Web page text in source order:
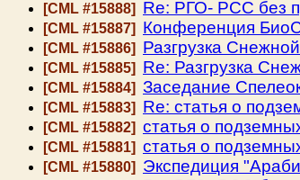
[CML #15888] Re: РГО- РСС без
[CML #15887] Конференция
[CML #15886] Разгрузка
[CML #15885] Re: Разгрузка
[CML #15884] Заседание
[CML #15883] Re: статья о
[CML #15882] статья о
[CML #15881] статья о
[CML #15880] Экспедиция